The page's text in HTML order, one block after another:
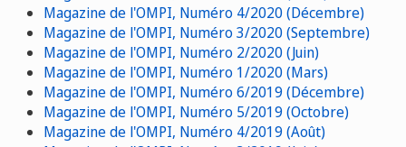
Magazine de l'OMPI, Numéro 4/2020 (Décembre)
Magazine de l'OMPI, Numéro 3/2020 (Septembre)
Magazine de l'OMPI, Numéro 2/2020 (Juin)
Magazine de l'OMPI, Numéro 1/2020 (Mars)
Magazine de l'OMPI, Numéro 6/2019 (Décembre)
Magazine de l'OMPI, Numéro 5/2019 (Octobre)
Magazine de l'OMPI, Numéro 4/2019 (Août)